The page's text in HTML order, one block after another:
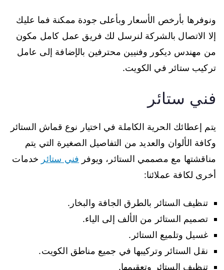
ونوفرها بأرخص الأسعار وبأعلى جودة ممكنة فما عليك
إلا الاتصال بالشركة لنرسل لك فريق عمل كامل مكون
من مهندس ديكور وفنيين محترفين بالإضافة إلى عامل
تركيب ستائر في الكويت.
فني ستائر
يتم إعطائك الحرية الكاملة في اختيار نوع قماش الستائر
وكافة الألوان والعديد من التفاصيل الصغيرة التي يتم
مناقشتها مع مصممي الستائر، ويوفر فني ستائر خدمات
أخرى لكافة عملائنا:
تنظيف الستائر بالطرق الجافة والبخار.
تصميم الستائر من الألف إلى الياء.
غسيل وتلميع الستائر.
نقل الستائر وتركيبها في جميع مناطق الكويت.
تنظيف الستائر وتعقيمها.